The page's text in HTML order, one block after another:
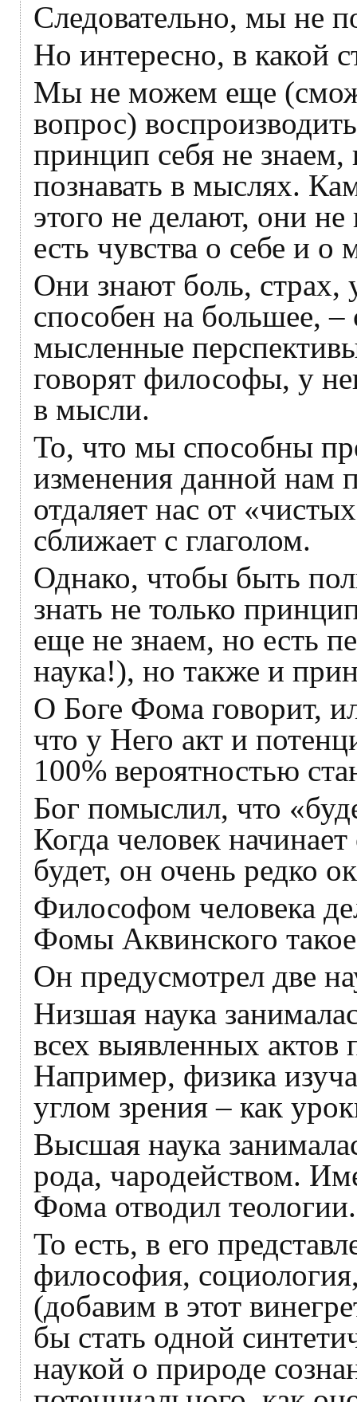
Следовательно, мы не
Но интересно, в какой
Мы не можем еще
вопрос)
принцип себя не
познавать в мыслях.
этого не делают, они
есть чувства о себе и о
Они знают боль, страх,
способен на большее, –
мысленные
говорят философы, у
в мысли.
То, что мы способны
изменения данной
отдаляет нас от
сближает с глаголом.
Однако, чтобы быть
знать не только
еще не знаем, но есть
наука!), но также и
О Боге Фома говорит,
что у Него акт и
100% вероятностью
Бог помыслил, что
Когда человек
будет, он очень редко
Философом человека
Фомы Аквинского
Он предусмотрел две
Низшая наука
всех выявленных
Например, физика
углом зрения – как
Высшая наука
рода, чародейством.
Фома отводил теологии.
То есть, в его
философия,
(добавим в этот
бы стать одной
наукой о природе